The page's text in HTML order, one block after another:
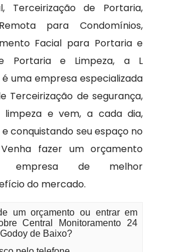
Terceirização de Portaria,
para Condomínios,
Facial para Portaria e
Portaria e Limpeza, a L
é uma empresa especializada
Terceirização de segurança,
e vem, a cada dia,
conquistando seu espaço no
fazer um orçamento
de melhor
do mercado.
um orçamento ou entrar em
Central Monitoramento 24
de Baixo?